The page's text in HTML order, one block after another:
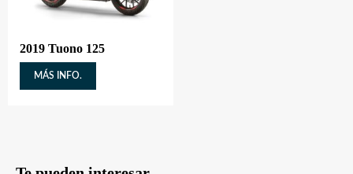
2019 Tuono 125
MÁS INFO.